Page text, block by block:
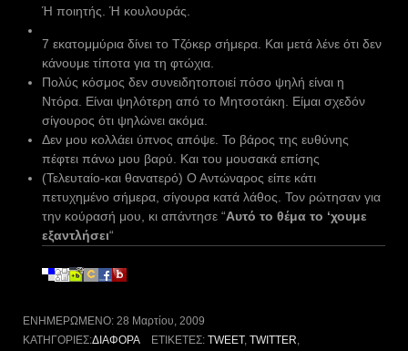
Ή ποιητής. Ή κουλουράς.
7 εκατομμύρια δίνει το Τζόκερ σήμερα. Και μετά λένε ότι δεν
κάνουμε τίποτα για τη φτώχια.
Πολύς κόσμος δεν συνειδητοποιεί πόσο ψηλή είναι η
Ντόρα. Είναι ψηλότερη από το Μητσοτάκη. Είμαι σχεδόν
σίγουρος ότι ψηλώνει ακόμα.
Δεν μου κολλάει ύπνος απόψε. Το βάρος της ευθύνης
πέφτει πάνω μου βαρύ. Και του μουσακά επίσης
(Τελευταίο-και θανατερό) Ο Αντώναρος είπε κάτι
πετυχημένο σήμερα, σίγουρα κατά λάθος. Τον ρώτησαν για
την κούρασή μου, κι απάντησε “Αυτό το θέμα το ‘χουμε
εξαντλήσει“
ΕΝΗΜΕΡΩΜΈΝΟ: 28 Μαρτίου, 2009
ΚΑΤΗΓΟΡΊΕΣ:ΔΙΆΦΟΡΑ ΕΤΙΚΈΤΕΣ: TWEET, TWITTER